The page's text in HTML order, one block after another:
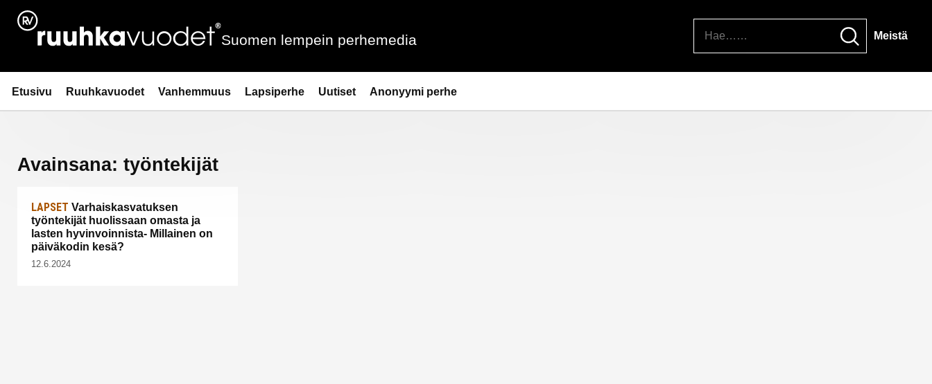
Siirry
sisältöön
Ruuhkavuodet.fi
Suomen lempein perhemedia Meistä
Etusivu Ruuhkavuodet Vanhemmuus Lapsiperhe Uutiset Anonyymi perhe
Avainsana: työntekijät
LAPSET Varhaiskasvatuksen
työntekijät huolissaan omasta ja
lasten hyvinvoinnista- Millainen on
päiväkodin kesä?
12.6.2024